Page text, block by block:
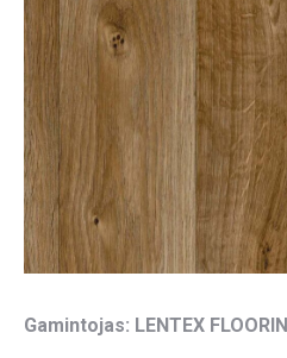
Gamintojas: LENTEX